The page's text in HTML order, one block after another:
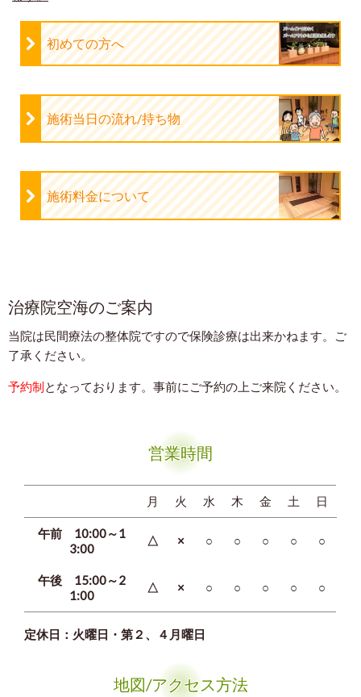
初めての方へ
施術当日の流れ/持ち物
施術料金について
治療院空海のご案内
当院は民間療法の整体院ですので保険診療は出来かねます。ご
了承ください。
予約制となっております。事前にご予約の上ご来院ください。
営業時間
月 火 水 木 金 土 日
午前 10:00～1
3:00
△ × ○ ○ ○ ○ ○
午後 15:00～2
1:00
△ × ○ ○ ○ ○ ○
定休日：火曜日 ・ 第２、４月曜日
地図/アクセス方法